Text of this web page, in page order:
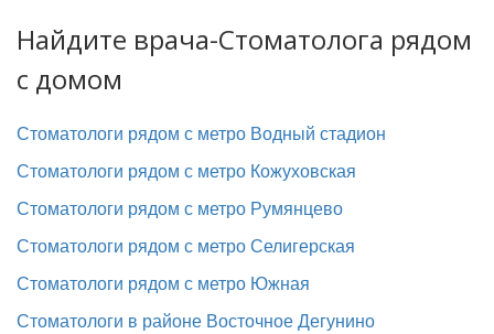
Найдите врача-Стоматолога рядом
с домом
Стоматологи рядом с метро Водный стадион
Стоматологи рядом с метро Кожуховская
Стоматологи рядом с метро Румянцево
Стоматологи рядом с метро Селигерская
Стоматологи рядом с метро Южная
Стоматологи в районе Восточное Дегунино